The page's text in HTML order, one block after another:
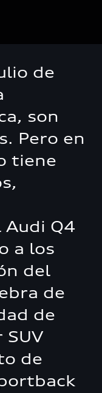
de
son
Pero en
tiene
Q4
a los
del
de
de
de